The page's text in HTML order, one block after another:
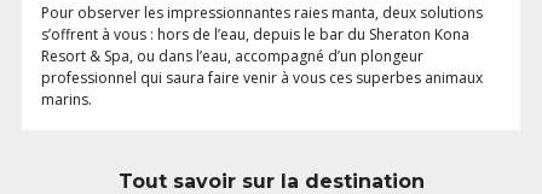
Pour observer les impressionnantes raies manta, deux solutions
s’offrent à vous : hors de l’eau, depuis le bar du Sheraton Kona
Resort & Spa, ou dans l’eau, accompagné d’un plongeur
professionnel qui saura faire venir à vous ces superbes animaux
marins.
Tout savoir sur la destination